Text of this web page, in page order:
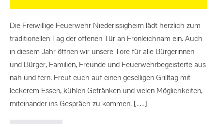
Die Freiwillige Feuerwehr Niederissigheim lädt herzlich zum
traditionellen Tag der offenen Tür an Fronleichnam ein. Auch
in diesem Jahr öffnen wir unsere Tore für alle Bürgerinnen
und Bürger, Familien, Freunde und Feuerwehrbegeisterte aus
nah und fern. Freut euch auf einen geselligen Grilltag mit
leckerem Essen, kühlen Getränken und vielen Möglichkeiten,
miteinander ins Gespräch zu kommen. […]